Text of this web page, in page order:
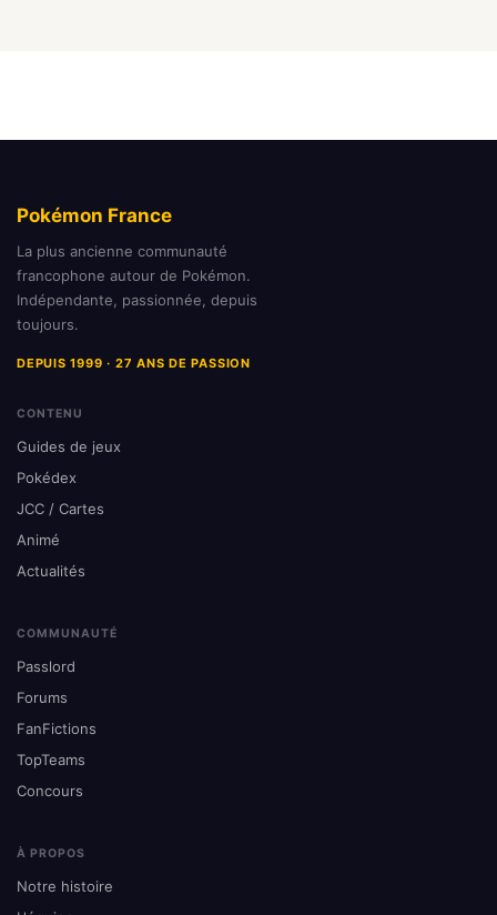
Pokémon France
La plus ancienne communauté
francophone autour de Pokémon.
Indépendante, passionnée, depuis
toujours.
DEPUIS 1999 · 27 ANS DE PASSION
CONTENU
Guides de jeux
Pokédex
JCC / Cartes
Animé
Actualités
COMMUNAUTÉ
Passlord
Forums
FanFictions
TopTeams
Concours
À PROPOS
Notre histoire